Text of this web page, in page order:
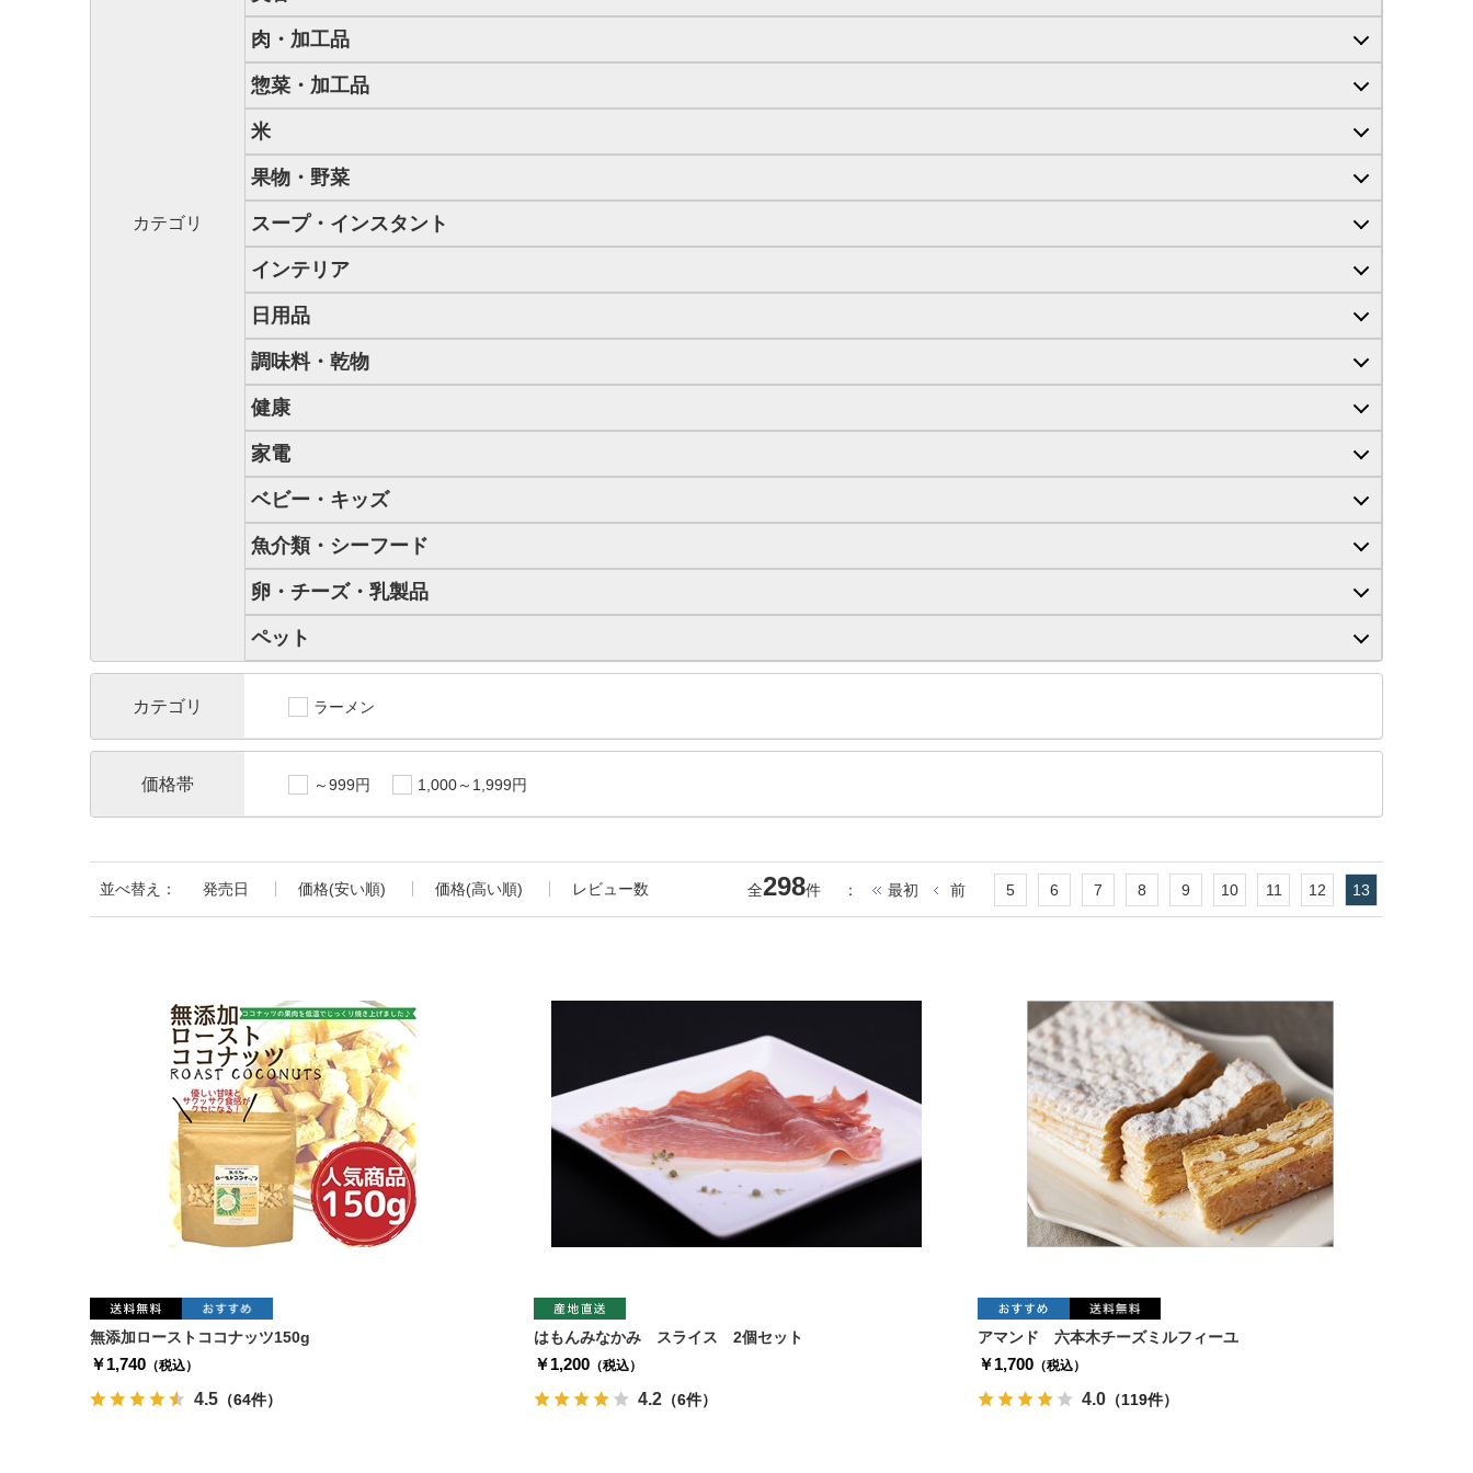
カテゴリ
肉・加工品
惣菜・加工品
米
果物・野菜
スープ・インスタント
インテリア
日用品
調味料・乾物
健康
家電
ベビー・キッズ
魚介類・シーフード
卵・チーズ・乳製品
ペット
カテゴリ ラーメン
価格帯 ～999円 1,000～1,999円
並べ替え： 発売日 価格(安い順) 価格(高い順) レビュー数 全298件 ： 最初 前 5 6 7 8 9 10 11 12 13
無添加ローストココナッツ150g
￥1,740 （税込）
4.5 （64件）
はもんみなかみ スライス 2個セット
￥1,200 （税込）
4.2 （6件）
アマンド 六本木チーズミルフィーユ
￥1,700 （税込）
4.0 （119件）